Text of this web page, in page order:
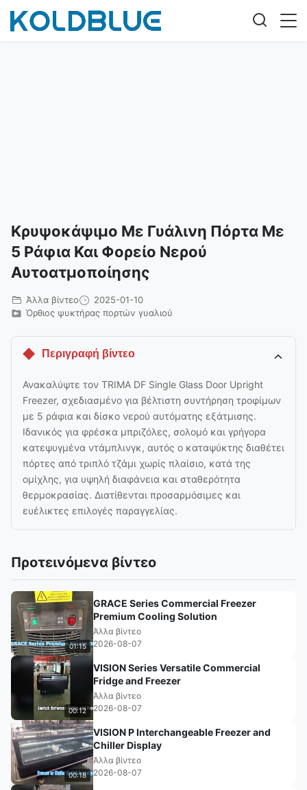
Κρυψοκάψιμο Με Γυάλινη Πόρτα Με
5 Ράφια Και Φορείο Νερού
Αυτοατμοποίησης
Άλλα βίντεο
2025-01-10
Όρθιος ψυκτήρας πορτών γυαλιού
Περιγραφή βίντεο
Ανακαλύψτε τον TRIMA DF Single Glass Door Upright
Freezer, σχεδιασμένο για βέλτιστη συντήρηση τροφίμων
με 5 ράφια και δίσκο νερού αυτόματης εξάτμισης.
Ιδανικός για φρέσκα μπριζόλες, σολομό και γρήγορα
κατεψυγμένα ντάμπλινγκ, αυτός ο καταψύκτης διαθέτει
πόρτες από τριπλό τζάμι χωρίς πλαίσιο, κατά της
ομίχλης, για υψηλή διαφάνεια και σταθερότητα
θερμοκρασίας. Διατίθενται προσαρμόσιμες και
ευέλικτες επιλογές παραγγελίας.
Προτεινόμενα βίντεο
01:15
GRACE Series Commercial Freezer
Premium Cooling Solution
Άλλα βίντεο
2026-08-07
00:12
VISION Series Versatile Commercial
Fridge and Freezer
Άλλα βίντεο
2026-08-07
00:18
VISION P Interchangeable Freezer and
Chiller Display
Άλλα βίντεο
2026-08-07